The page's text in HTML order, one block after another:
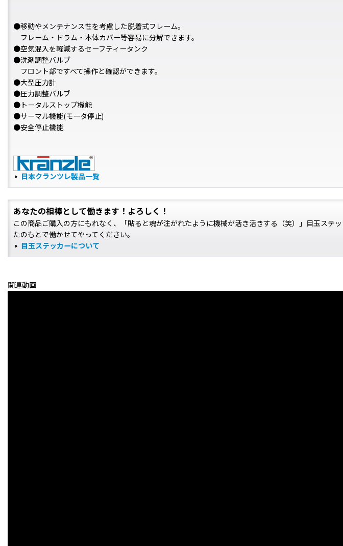
●移動やメンテナンス性を考慮した脱着式フレーム。
フレーム・ドラム・本体カバー等容易に分解できます。
●空気混入を軽減するセーフティータンク
●洗剤調整バルブ
フロント部ですべて操作と確認ができます。
●大型圧力計
●圧力調整バルブ
●トータルストップ機能
●サーマル機能(モータ停止)
●安全停止機能
日本クランツレ製品一覧
あなたの相棒として働きます！よろしく！
この商品ご購入の方にもれなく、「貼ると魂が注がれたように機械が活き活きする（笑）」目玉ステ
たのもとで働かせてやってください。
目玉ステッカーについて
関連動画